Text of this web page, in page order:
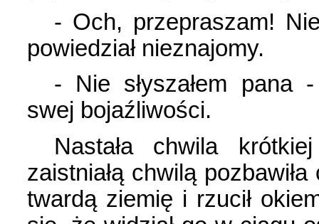
- Och, przepraszam!
powiedział nieznajomy.
- Nie słyszałem pana
swej bojaźliwości.
Nastała chwila
zaistniałą chwilą
twardą ziemię i rzucił